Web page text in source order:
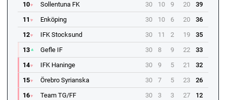
10
Sollentuna FK 30 10 9 20
39
11
Enköping 30 10 6 20
36
12
IFK Stocksund 30 11 2 19
35
13
Gefle IF 30 8 9 22
33
14
IFK Haninge 30 9 5 21
32
15
Örebro Syrianska 30 7 5 23
26
16
Team TG/FF 30 3 3 27
12